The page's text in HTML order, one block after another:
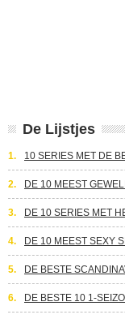
De Lijstjes
1. 10 SERIES MET DE
2. DE 10 MEEST
3. DE 10 SERIES MET
4. DE 10 MEEST SEXY
5. DE BESTE
6. DE BESTE 10 1-